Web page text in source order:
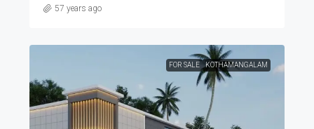
57 years ago
FOR SALE KOTHAMANGALAM